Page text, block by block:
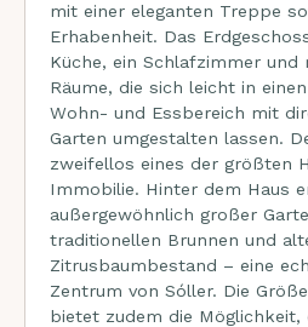
mit einer eleganten Treppe
Erhabenheit. Das
Küche, ein Schlafzimmer und
Räume, die sich leicht in
Wohn- und Essbereich mit
Garten umgestalten lassen. Der Außenbereich ist
zweifellos eines der größten
Immobilie. Hinter dem Haus
außergewöhnlich großer
traditionellen Brunnen und
Zitrusbaumbestand – eine
Zentrum von Sóller. Die
bietet zudem die Möglichkeit,